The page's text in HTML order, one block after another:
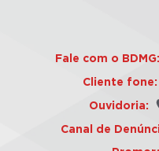
Fale com o BDMG:
Cliente fone:
Ouvidoria:
Canal de